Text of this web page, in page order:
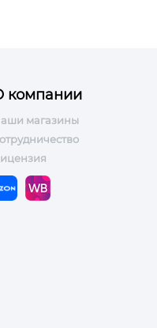
компании
магазины